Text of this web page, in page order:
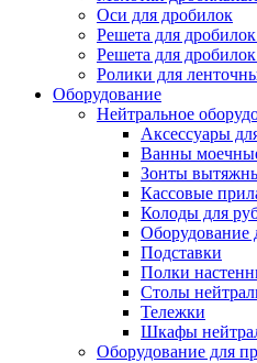
Оси для дробилок
Решета для
Решета для
Ролики для
Оборудование
Нейтральное
Аксессуары
Ванны
Зонты
Кассовые
Колоды для
Оборудование
Подставки
Полки
Столы
Тележки
Шкафы
Оборудование для